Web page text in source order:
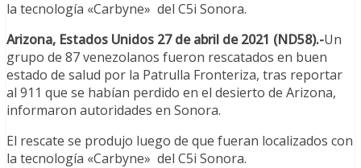
la tecnología «Carbyne» del C5i Sonora.
Arizona, Estados Unidos 27 de abril de 2021 (ND58).-Un
grupo de 87 venezolanos fueron rescatados en buen
estado de salud por la Patrulla Fronteriza, tras reportar
al 911 que se habían perdido en el desierto de Arizona,
informaron autoridades en Sonora.
El rescate se produjo luego de que fueran localizados con
la tecnología «Carbyne» del C5i Sonora.